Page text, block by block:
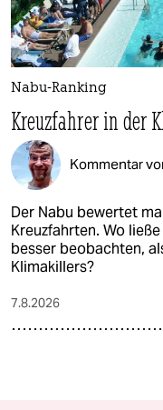
Nabu-Ranking
Kreuzfahrer in der
Kommentar
Der Nabu bewertet
Kreuzfahrten. Wo
besser beobachten,
Klimakillers?
7.8.2026